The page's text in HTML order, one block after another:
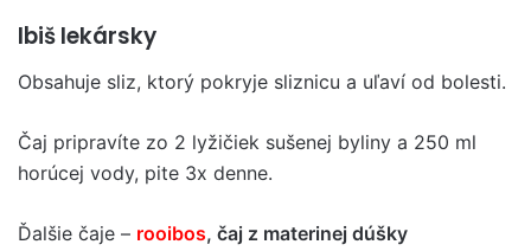
Ibiš lekársky
Obsahuje sliz, ktorý pokryje sliznicu a uľaví od bolesti.
Čaj pripravíte zo 2 lyžičiek sušenej byliny a 250 ml
horúcej vody, pite 3x denne.
Ďalšie čaje – rooibos, čaj z materinej dúšky